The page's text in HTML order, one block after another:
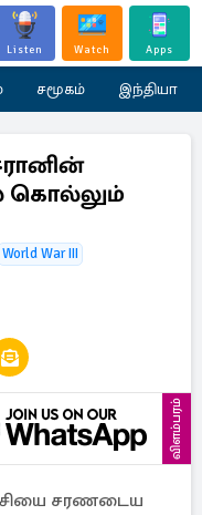
Listen Watch Apps
சமூகம் இந்தியா
கொல்லும்
World War III
விளம்பரம்
சரணடைய